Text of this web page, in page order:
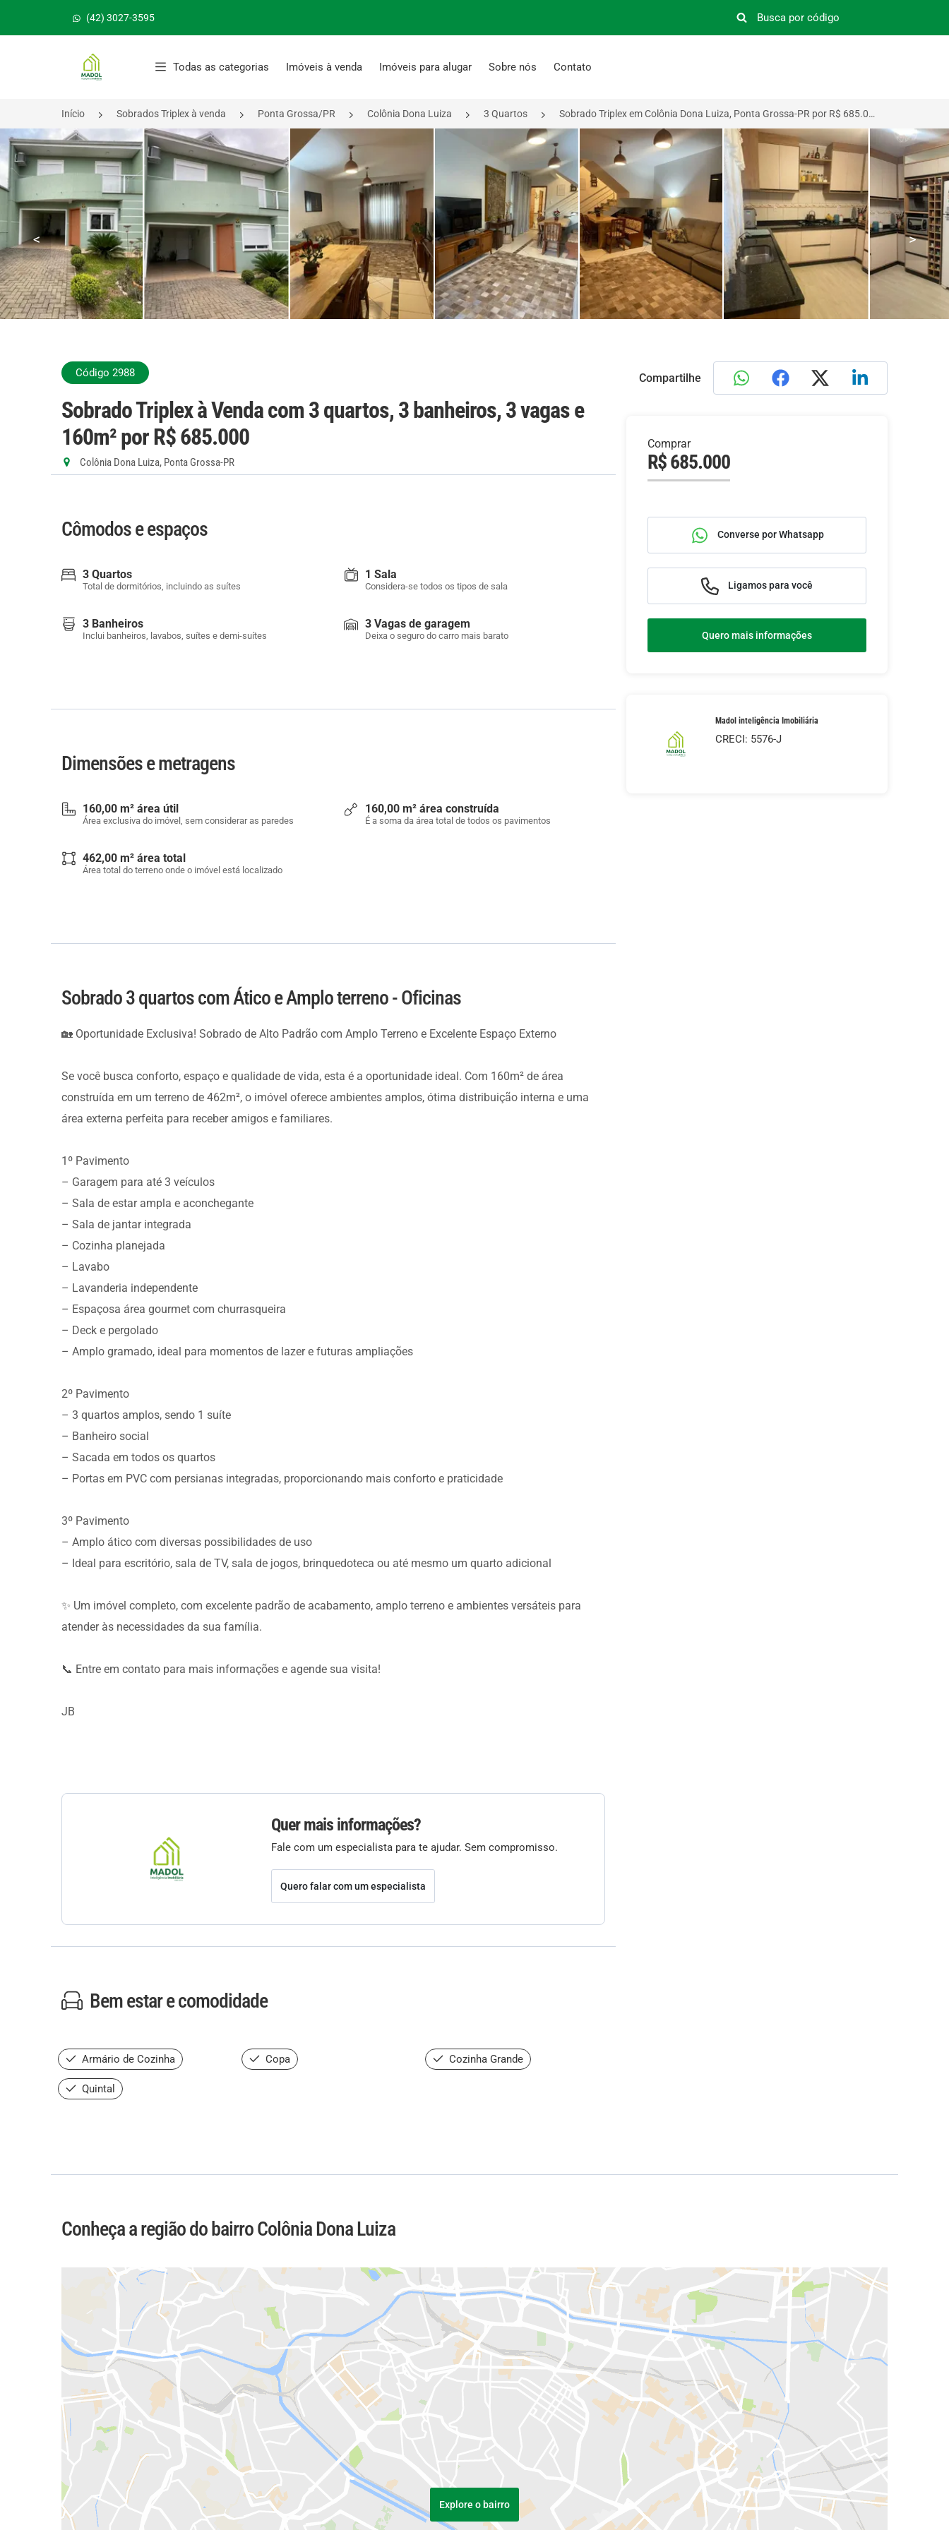
(42) 3027-3595
Página inicial
Todas as categorias Imóveis à venda Imóveis para alugar Sobre nós Contato
Início Sobrados Triplex à venda Ponta Grossa/PR Colônia Dona Luiza 3 Quartos Sobrado Triplex em Colônia Dona Luiza, Ponta Grossa-PR por R$ 685.000
< >
Código 2988
Sobrado Triplex à Venda com 3 quartos, 3 banheiros, 3 vagas e
160m²por R$ 685.000
Colônia Dona Luiza, Ponta Grossa-PR
Cômodos e espaços
3 Quartos
Total de dormitórios, incluindo as suítes
1 Sala
Considera-se todos os tipos de sala
3 Banheiros
Inclui banheiros, lavabos, suítes e demi-suítes
3 Vagas de garagem
Deixa o seguro do carro mais barato
Dimensões e metragens
160,00 m² área útil
Área exclusiva do imóvel, sem considerar as paredes
160,00 m² área construída
É a soma da área total de todos os pavimentos
462,00 m² área total
Área total do terreno onde o imóvel está localizado
Sobrado 3 quartos com Ático e Amplo terreno - Oficinas
🏡 Oportunidade Exclusiva! Sobrado de Alto Padrão com Amplo Terreno e Excelente Espaço Externo
Se você busca conforto, espaço e qualidade de vida, esta é a oportunidade ideal. Com 160m² de área
construída em um terreno de 462m², o imóvel oferece ambientes amplos, ótima distribuição interna e uma
área externa perfeita para receber amigos e familiares.
1º Pavimento
– Garagem para até 3 veículos
– Sala de estar ampla e aconchegante
– Sala de jantar integrada
– Cozinha planejada
– Lavabo
– Lavanderia independente
– Espaçosa área gourmet com churrasqueira
– Deck e pergolado
– Amplo gramado, ideal para momentos de lazer e futuras ampliações
2º Pavimento
– 3 quartos amplos, sendo 1 suíte
– Banheiro social
– Sacada em todos os quartos
– Portas em PVC com persianas integradas, proporcionando mais conforto e praticidade
3º Pavimento
– Amplo ático com diversas possibilidades de uso
– Ideal para escritório, sala de TV, sala de jogos, brinquedoteca ou até mesmo um quarto adicional
✨ Um imóvel completo, com excelente padrão de acabamento, amplo terreno e ambientes versáteis para
atender às necessidades da sua família.
📞 Entre em contato para mais informações e agende sua visita!
JB
Quer mais informações?
Fale com um especialista para te ajudar. Sem compromisso.
Quero falar com um especialista
Bem estar e comodidade
Armário de Cozinha Copa Cozinha Grande
Quintal
Compartilhe
Comprar
R$ 685.000
Converse por Whatsapp
Ligamos para você
Quero mais informações
Madol inteligência Imobiliária
CRECI: 5576-J
Conheça a região do bairro Colônia Dona Luiza
Explore o bairro